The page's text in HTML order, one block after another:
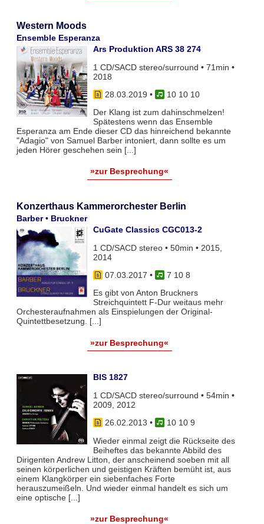
Western Moods
Ensemble Esperanza
Ars Produktion ARS 38 274
1 CD/SACD stereo/surround • 71min •
2018
28.03.2019 •
10 10 10
Der Klang ist zum dahinschmelzen!
Spätestens wenn das Ensemble
Esperanza am Ende dieser CD das hinreichend bekannte
"Adagio" von Samuel Barber intoniert, dann sollte es um
jeden Hörer geschehen sein [...]
»zur Besprechung«
Konzerthaus Kammerorchester Berlin
Barber • Bruckner
CuGate Classics CGC013-2
1 CD/SACD stereo • 50min • 2015,
2014
07.03.2017 •
7 10 8
Es gibt von Anton Bruckners
Streichquintett F-Dur weitaus mehr
Orchesteraufnahmen als Einspielungen der Original-
Quintettbesetzung. [...]
»zur Besprechung«
BIS 1827
1 CD/SACD stereo/surround • 54min •
2009, 2012
26.02.2013 •
10 10 9
Wieder einmal zeigt die Rückseite des
Beiheftes das bekannte Abbild des
Dirigenten Andrew Litton, der anscheinend soeben mit all
seinen körperlichen und geistigen Kräften bemüht ist, aus
einem Klangkörper ein siebenfaches Forte
herauszumeißeln. Und wieder einmal handelt es sich um
eine optische [...]
»zur Besprechung«